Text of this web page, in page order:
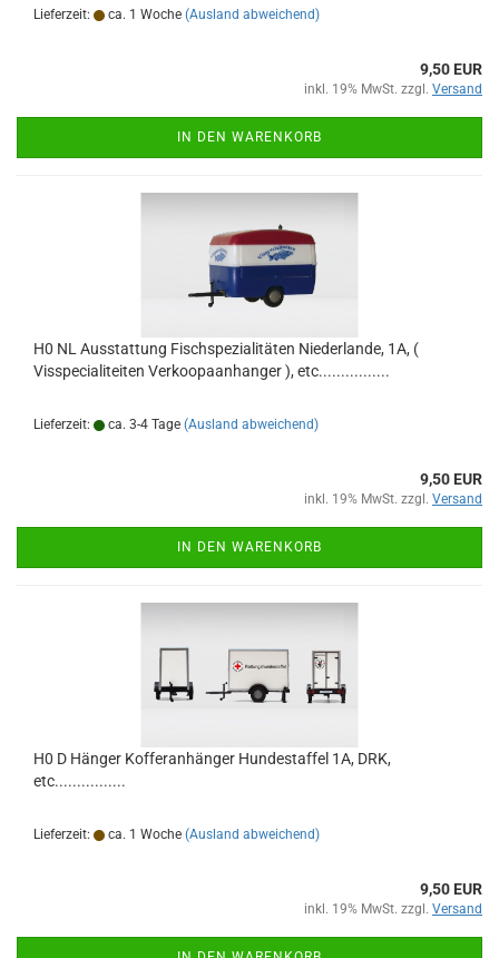
Lieferzeit: ca. 1 Woche (Ausland abweichend)
9,50 EUR
inkl. 19% MwSt. zzgl. Versand
IN DEN WARENKORB
H0 NL Ausstattung Fischspezialitäten Niederlande, 1A, (
Visspecialiteiten Verkoopaanhanger ), etc................
Lieferzeit: ca. 3-4 Tage (Ausland abweichend)
9,50 EUR
inkl. 19% MwSt. zzgl. Versand
IN DEN WARENKORB
H0 D Hänger Kofferanhänger Hundestaffel 1A, DRK,
etc................
Lieferzeit: ca. 1 Woche (Ausland abweichend)
9,50 EUR
inkl. 19% MwSt. zzgl. Versand